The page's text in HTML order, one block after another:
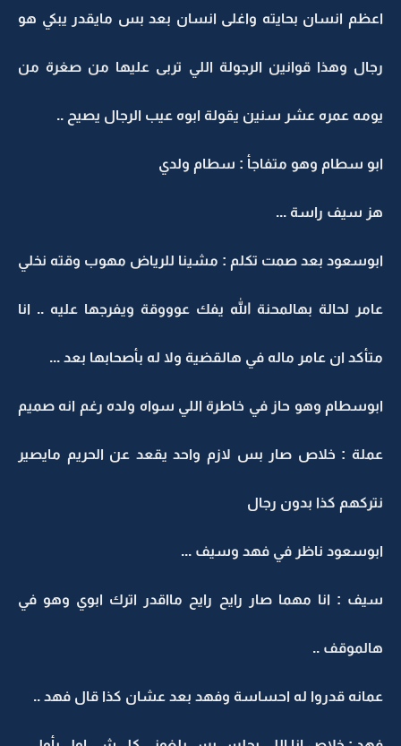
اعظم انسان بحايته واغلى انسان بعد بس مايقدر يبكي هو
رجال وهذا قوانين الرجولة اللي تربى عليها من صغرة من
يومه عمره عشر سنين يقولة ابوه عيب الرجال يصيح ..
ابو سطام وهو متفاجأ : سطام ولدي
هز سيف راسة ...
ابوسعود بعد صمت تكلم : مشينا للرياض مهوب وقته نخلي
عامر لحالة بهالمحنة الله يفك عوووقة ويفرجها عليه .. انا
متأكد ان عامر ماله في هالقضية ولا له بأصحابها بعد ...
ابوسطام وهو حاز في خاطرة اللي سواه ولده رغم انه صميم
عملة : خلاص صار بس لازم واحد يقعد عن الحريم مايصير
نتركهم كذا بدون رجال
ابوسعود ناظر في فهد وسيف ...
سيف : انا مهما صار رايح رايح مااقدر اترك ابوي وهو في
هالموقف ..
عمانه قدروا له احساسة وفهد بعد عشان كذا قال فهد ..